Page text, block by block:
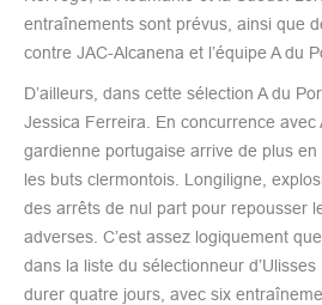
entraînements sont prévus, ainsi que
contre JAC-Alcanena et l’équipe A du
D’ailleurs, dans cette sélection A du
Jessica Ferreira. En concurrence avec
gardienne portugaise arrive de plus en
les buts clermontois. Longiligne,
des arrêts de nul part pour repousser
adverses. C’est assez logiquement
dans la liste du sélectionneur
durer quatre jours, avec six